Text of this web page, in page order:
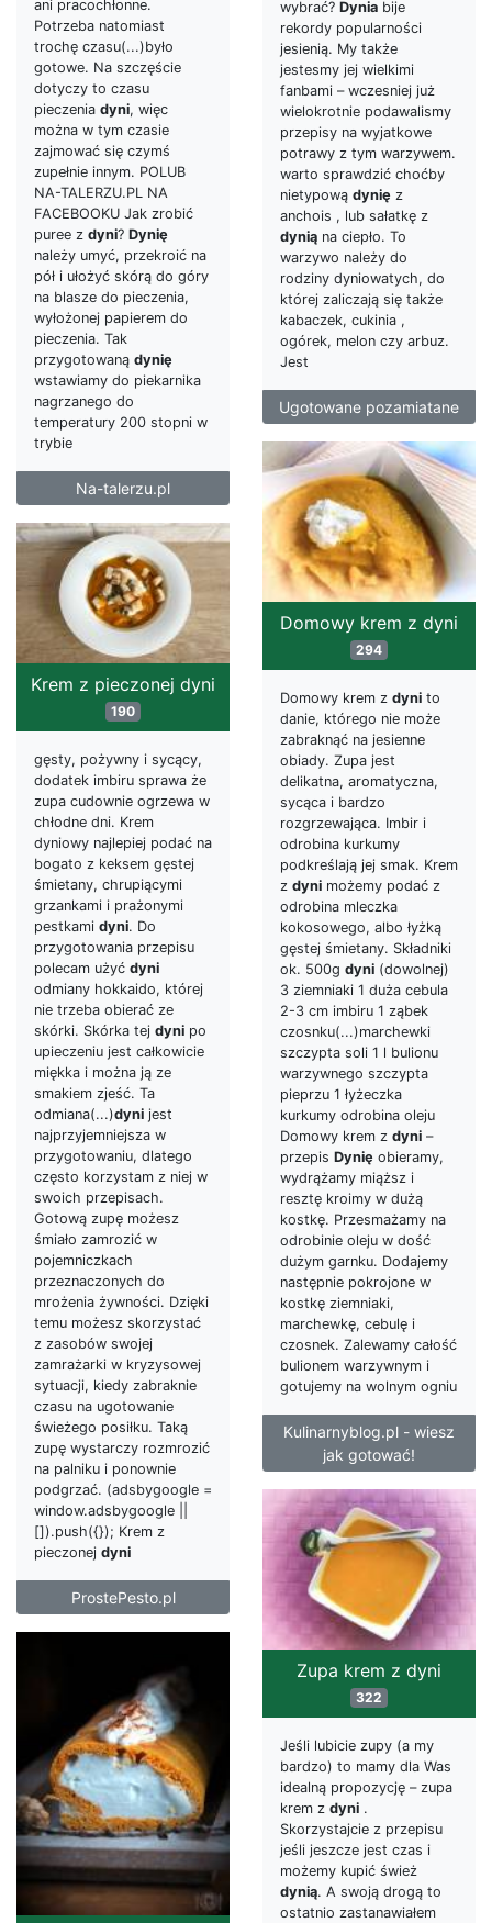
wybrać? Dynia bije
rekordy popularności
jesienią. My także
jestesmy jej wielkimi
fanbami – wczesniej już
wielokrotnie podawalismy
przepisy na wyjatkowe
potrawy z tym warzywem.
warto sprawdzić choćby
nietypową dynię z
anchois , lub sałatkę z
dynią na ciepło. To
warzywo należy do
rodziny dyniowatych, do
której zaliczają się także
kabaczek, cukinia ,
ogórek, melon czy arbuz.
Jest
Ugotowane pozamiatane
ani pracochłonne.
Potrzeba natomiast
trochę czasu(...)było
gotowe. Na szczęście
dotyczy to czasu
pieczenia dyni, więc
można w tym czasie
zajmować się czymś
zupełnie innym. POLUB
NA-TALERZU.PL NA
FACEBOOKU Jak zrobić
puree z dyni? Dynię
należy umyć, przekroić na
pół i ułożyć skórą do góry
na blasze do pieczenia,
wyłożonej papierem do
pieczenia. Tak
przygotowaną dynię
wstawiamy do piekarnika
nagrzanego do
temperatury 200 stopni w
trybie
Na-talerzu.pl
Domowy krem z dyni
294
Domowy krem z dyni to
danie, którego nie może
zabraknąć na jesienne
obiady. Zupa jest
delikatna, aromatyczna,
sycąca i bardzo
rozgrzewająca. Imbir i
odrobina kurkumy
podkreślają jej smak. Krem
z dyni możemy podać z
odrobina mleczka
kokosowego, albo łyżką
gęstej śmietany. Składniki
ok. 500g dyni (dowolnej)
3 ziemniaki 1 duża cebula
2-3 cm imbiru 1 ząbek
czosnku(...)marchewki
szczypta soli 1 l bulionu
warzywnego szczypta
pieprzu 1 łyżeczka
kurkumy odrobina oleju
Domowy krem z dyni –
przepis Dynię obieramy,
wydrążamy miąższ i
resztę kroimy w dużą
kostkę. Przesmażamy na
odrobinie oleju w dość
dużym garnku. Dodajemy
następnie pokrojone w
kostkę ziemniaki,
marchewkę, cebulę i
czosnek. Zalewamy całość
bulionem warzywnym i
gotujemy na wolnym ogniu
Kulinarnyblog.pl - wiesz
jak gotować!
Krem z pieczonej dyni
190
gęsty, pożywny i sycący,
dodatek imbiru sprawa że
zupa cudownie ogrzewa w
chłodne dni. Krem
dyniowy najlepiej podać na
bogato z keksem gęstej
śmietany, chrupiącymi
grzankami i prażonymi
pestkami dyni. Do
przygotowania przepisu
polecam użyć dyni
odmiany hokkaido, której
nie trzeba obierać ze
skórki. Skórka tej dyni po
upieczeniu jest całkowicie
miękka i można ją ze
smakiem zjeść. Ta
odmiana(...)dyni jest
najprzyjemniejsza w
przygotowaniu, dlatego
często korzystam z niej w
swoich przepisach.
Gotową zupę możesz
śmiało zamrozić w
pojemniczkach
przeznaczonych do
mrożenia żywności. Dzięki
temu możesz skorzystać
z zasobów swojej
zamrażarki w kryzysowej
sytuacji, kiedy zabraknie
czasu na ugotowanie
świeżego posiłku. Taką
zupę wystarczy rozmrozić
na palniku i ponownie
podgrzać. (adsbygoogle =
window.adsbygoogle ||
[]).push({}); Krem z
pieczonej dyni
ProstePesto.pl
Zupa krem z dyni
322
Jeśli lubicie zupy (a my
bardzo) to mamy dla Was
idealną propozycję – zupa
krem z dyni .
Skorzystajcie z przepisu
jeśli jeszcze jest czas i
możemy kupić śwież
dynią. A swoją drogą to
ostatnio zastanawiałem